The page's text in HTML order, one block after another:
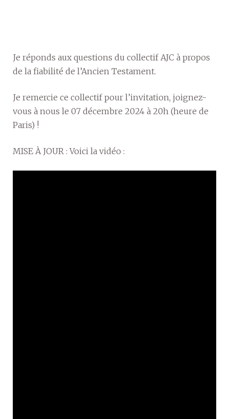
Je réponds aux questions du collectif AJC à propos
de la fiabilité de l’Ancien Testament.
Je remercie ce collectif pour l’invitation, joignez-
vous à nous le 07 décembre 2024 à 20h (heure de
Paris) !
MISE À JOUR : Voici la vidéo :